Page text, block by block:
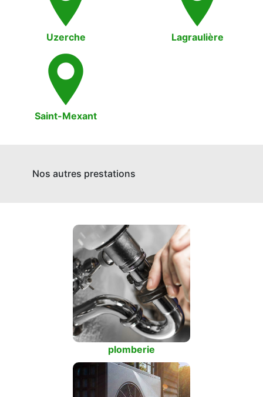
Uzerche Lagraulière
Saint-Mexant
Nos autres prestations
plomberie